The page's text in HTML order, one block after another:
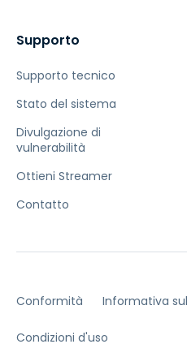
Supporto
Supporto tecnico
Stato del sistema
Divulgazione di
vulnerabilità
Ottieni Streamer
Contatto
Conformità Informativa
Condizioni d'uso